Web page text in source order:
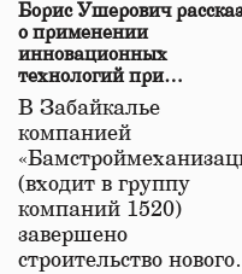
Борис Ушерович
о применении
инновационных
технологий при
строительстве нового
в Забайкалье
В Забайкалье
компанией
(входит в группу
компаний 1520)
завершено
строительство